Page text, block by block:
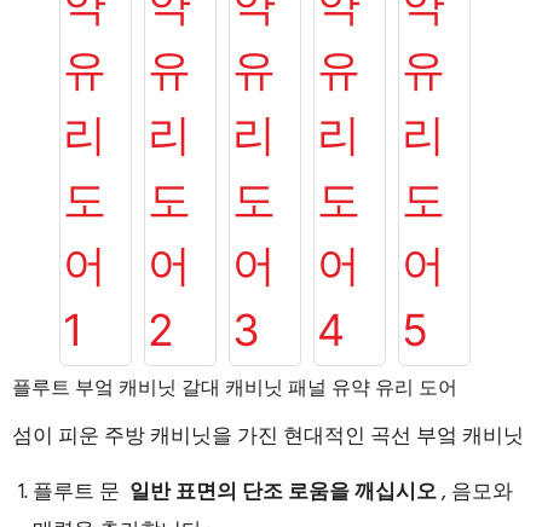
플루트 부엌 캐비닛 갈대 캐비닛 패널 유약 유리 도어
섬이 피운 주방 캐비닛을 가진 현대적인 곡선 부엌 캐비닛
플루트 문 일반 표면의 단조 로움을 깨십시오, 음모와